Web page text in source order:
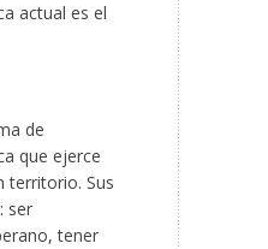
actual es el
de
que ejerce
territorio. Sus
ser
tener